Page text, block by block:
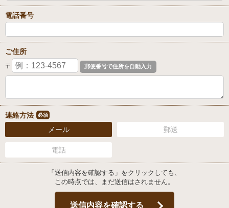
電話番号
ご住所
〒
連絡方法 必須
メール 郵送
電話
「送信内容を確認する」をクリックしても、
この時点では、まだ送信はされません。
送信内容を確認する